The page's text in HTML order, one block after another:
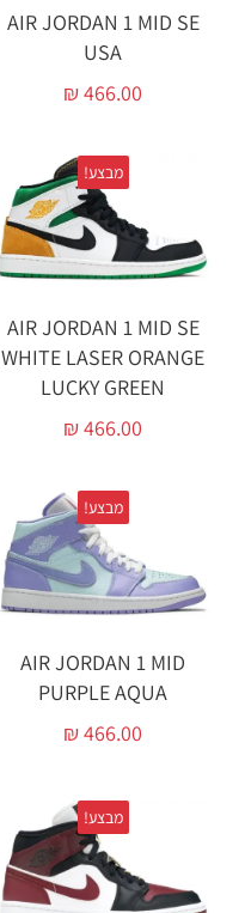
AIR JORDAN 1 MID SE
USA
₪466.00
מבצע!
AIR JORDAN 1 MID SE
WHITE LASER ORANGE
LUCKY GREEN
₪466.00
מבצע!
AIR JORDAN 1 MID
PURPLE AQUA
₪466.00
מבצע!